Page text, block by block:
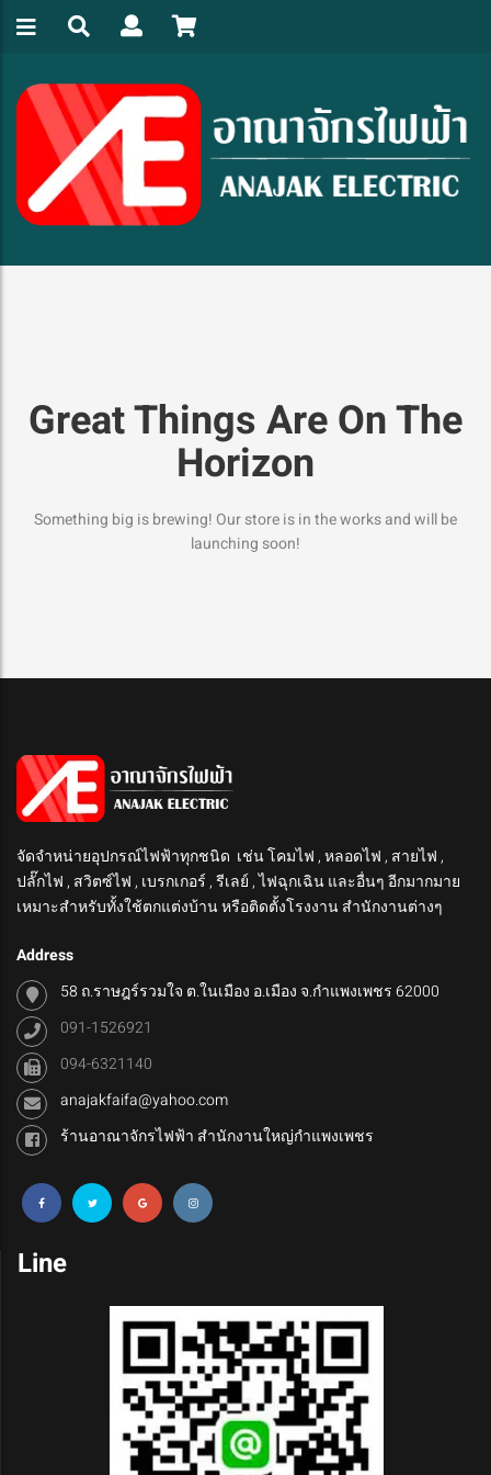
Great Things Are On The
Horizon
Something big is brewing! Our store is in the works and will be
launching soon!
จัดจำหน่ายอุปกรณ์ไฟฟ้าทุกชนิด เช่น โคมไฟ , หลอดไฟ , สายไฟ ,
ปลั๊กไฟ , สวิตซ์ไฟ , เบรกเกอร์ , รีเลย์ , ไฟฉุกเฉิน และอื่นๆ อีกมากมาย
เหมาะสำหรับทั้งใช้ตกแต่งบ้าน หรือติดตั้งโรงงาน สำนักงานต่างๆ
Address
58 ถ.ราษฎร์รวมใจ ต.ในเมือง อ.เมือง จ.กำแพงเพชร 62000
091-1526921
094-6321140
anajakfaifa@yahoo.com
ร้านอาณาจักรไฟฟ้า สำนักงานใหญ่กำแพงเพชร
Line